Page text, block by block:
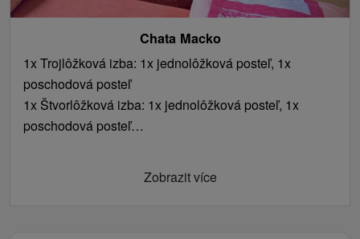
Chata Macko
1x Trojlôžková izba: 1x jednolôžková posteľ, 1x
poschodová posteľ
1x Štvorlôžková izba: 1x jednolôžková posteľ, 1x
poschodová posteľ
Zobrazit více